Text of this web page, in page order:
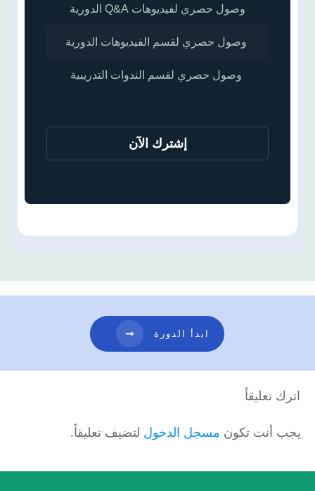
وصول حصري لفيديوهات Q&A الدورية
وصول حصري لقسم الفيديوهات الدورية
وصول حصري لقسم الندوات التدريبية
إشترك الآن
ابدأ الدورة
اترك تعليقاً
يجب أنت تكون مسجل الدخول لتضيف تعليقاً.